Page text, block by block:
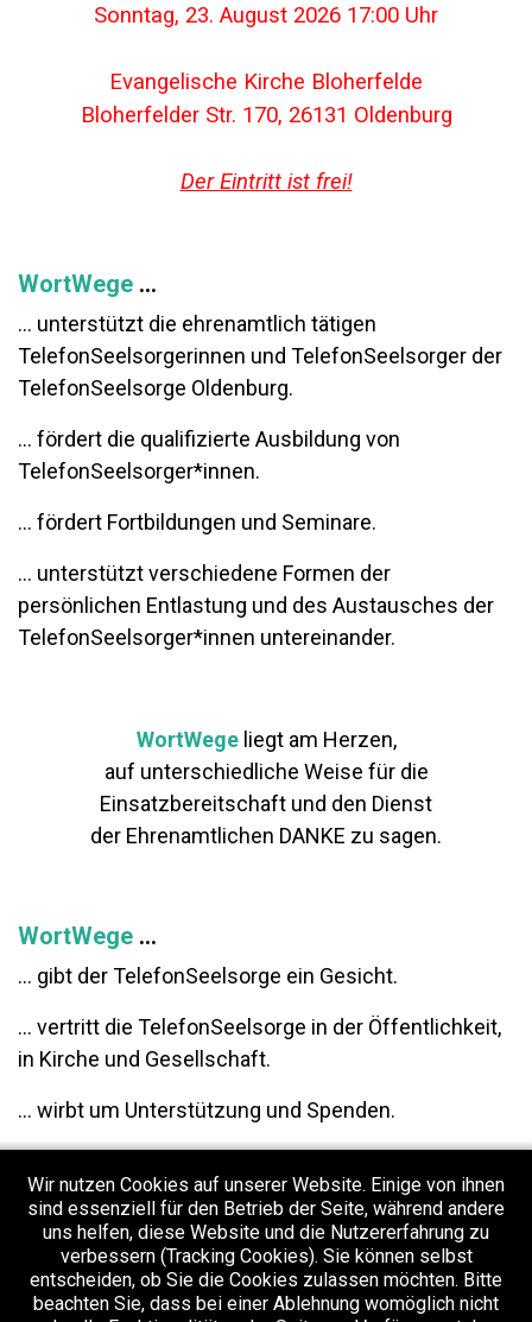
Sonntag, 23. August 2026 17:00 Uhr
Evangelische Kirche Bloherfelde
Bloherfelder Str. 170, 26131 Oldenburg
Der Eintritt ist frei!
WortWege ...
... unterstützt die ehrenamtlich tätigen
TelefonSeelsorgerinnen und TelefonSeelsorger der
TelefonSeelsorge Oldenburg.
... fördert die qualifizierte Ausbildung von
TelefonSeelsorger*innen.
... fördert Fortbildungen und Seminare.
... unterstützt verschiedene Formen der
persönlichen Entlastung und des Austausches der
TelefonSeelsorger*innen untereinander.
WortWegeliegt am Herzen,
auf unterschiedliche Weise für die
Einsatzbereitschaft und den Dienst
der Ehrenamtlichen DANKE zu sagen.
WortWege ...
... gibt der TelefonSeelsorge ein Gesicht.
... vertritt die TelefonSeelsorge in der Öffentlichkeit,
in Kirche und Gesellschaft.
... wirbt um Unterstützung und Spenden.
Lesungen, hält Vorträge zur Arbeit der
TelefonSeelsorge, und unterhält Kontakte zu Presse,
anderen Medien und Institutionen.
Wir nutzen Cookies auf unserer Website. Einige von ihnen
sind essenziell für den Betrieb der Seite, während andere
uns helfen, diese Website und die Nutzererfahrung zu
verbessern (Tracking Cookies). Sie können selbst
entscheiden, ob Sie die Cookies zulassen möchten. Bitte
beachten Sie, dass bei einer Ablehnung womöglich nicht